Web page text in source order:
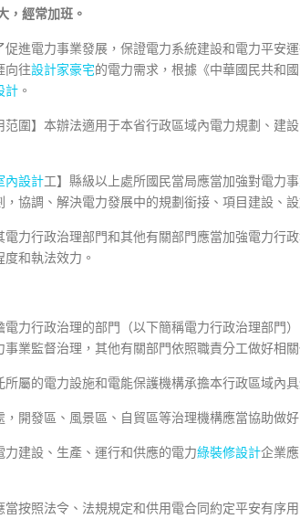
，經常加班。
進電力事業發展，保證電力系統建設和電力平安
向往設計家豪宅的電力需求，根據《中華國民共和
計 。
范圍】本辦法適用于本省行政區域內電力規劃、建
內設計工】縣級以上處所國民當局應當加強對電力事
協調、解決電力發展中的規劃銜接、項目建設、
力行政治理部門和其他有關部門應當加強電力行
和執法效力。
力行政治理的部門（以下簡稱電力行政治理部門
事業監督治理，其他有關部門依照職責分工做好相
屬的電力設施和電能保護機構承擔本行政區域內
開發區、風景區、自貿區等治理機構應當協助做
建設、生產、運行和供應的電力綠裝修設計企業
按照法令、法規規定和供用電合同約定平安有序